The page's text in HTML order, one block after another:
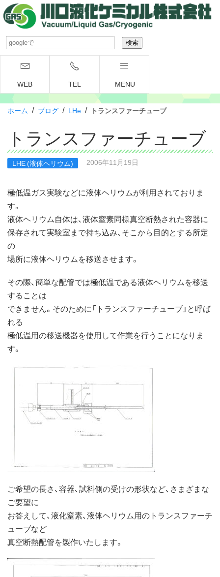
WEB TEL MENU
ホーム / ブログ / LHe / トランスファーチューブ
トランスファーチューブ
LHE (液体ヘリウム) 2006年11月19日
極低温ガス実験などに液体ヘリウムが利用されておりま
す。
液体ヘリウム自体は、液体窒素同様真空断熱された容器に
保存されて実験室まで持ち込み、そこから目的とする所定
の
場所に液体ヘリウムを移送させます。
その際、簡単な配管では極低温である液体ヘリウムを移送
することは
できません。そのために「トランスファーチューブ」と呼ば
れる
極低温用の移送機器を使用して作業を行うことになりま
す。
ご希望の長さ、容器、試料側の受けの形状など、さまざまな
ご要望に
お答えして、液化窒素、液体ヘリウム用のトランスファーチ
ューブなど
真空断熱配管を製作いたします。